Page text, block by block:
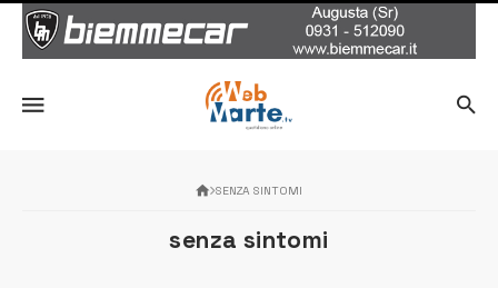
SENZA SINTOMI
senza sintomi